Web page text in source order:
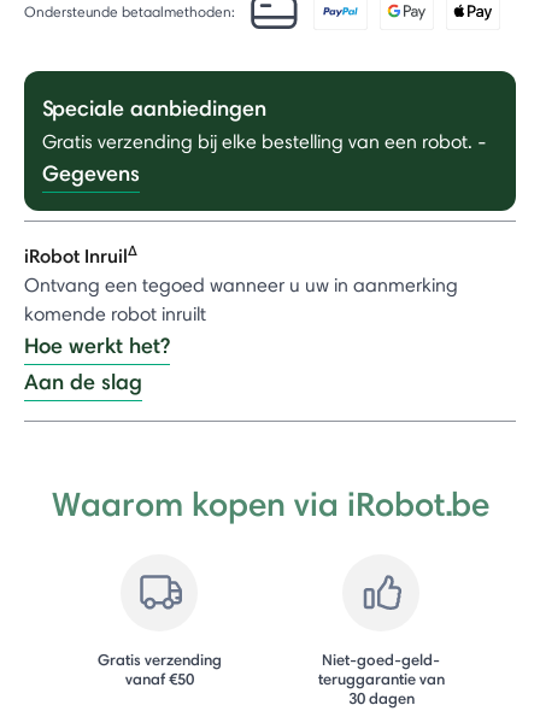
Ondersteunde betaalmethoden:
Speciale aanbiedingen
Gratis verzending bij elke bestelling van een robot. -
Gegevens
iRobot InruilΔ
Ontvang een tegoed wanneer u uw in aanmerking
komende robot inruilt
Hoe werkt het?
Aan de slag
Waarom kopen via iRobot.be
Gratis verzending
vanaf €50
Niet-goed-geld-
teruggarantie van
30 dagen